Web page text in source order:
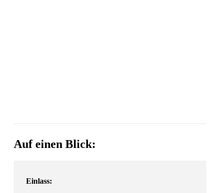
Auf einen Blick:
Einlass: